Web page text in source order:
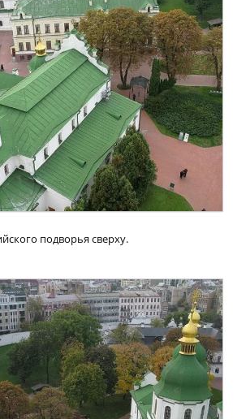
подворья сверху.